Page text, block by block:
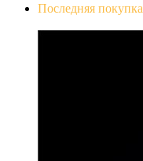
Последняя покупка